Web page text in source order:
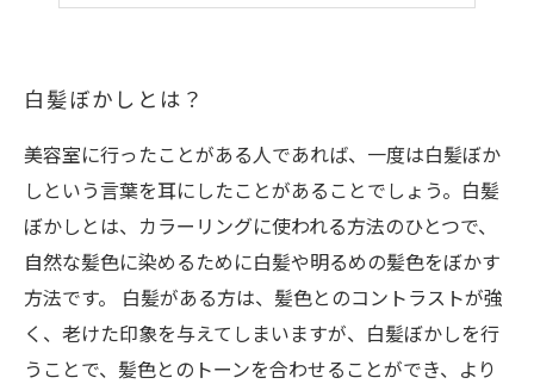
白髪ぼかしとは？
美容室に行ったことがある人であれば、一度は白髪ぼか
しという言葉を耳にしたことがあることでしょう。白髪
ぼかしとは、カラーリングに使われる方法のひとつで、
自然な髪色に染めるために白髪や明るめの髪色をぼかす
方法です。 白髪がある方は、髪色とのコントラストが強
く、老けた印象を与えてしまいますが、白髪ぼかしを行
うことで、髪色とのトーンを合わせることができ、より